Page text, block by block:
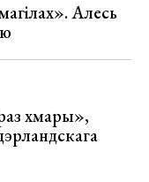
Алесь
хмары»,